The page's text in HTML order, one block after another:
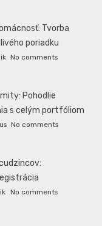
Tvorba
poriadku
No comments
Pohodlie
s celým portfóliom
No comments
No comments